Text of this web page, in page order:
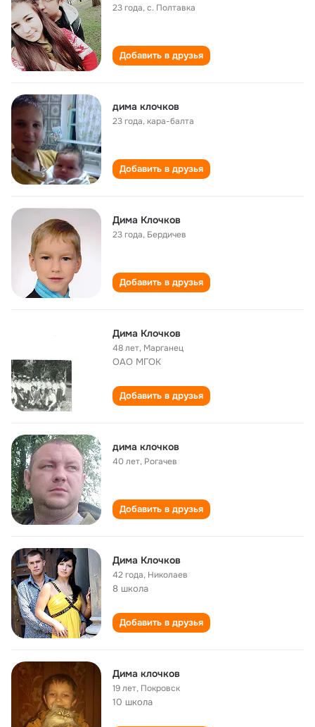
23 года,с. Полтавка
Добавить в друзья
дима клочков
23 года,кара-балта
Добавить в друзья
Дима Клочков
23 года, Бердичев
Добавить в друзья
Дима Клочков
48 лет, Марганец
ОАО МГОК
Добавить в друзья
дима клочков
40 лет, Рогачев
Добавить в друзья
Дима Клочков
42 года, Николаев
8 школа
Добавить в друзья
Дима клочков
19 лет, Покровск
10 школа